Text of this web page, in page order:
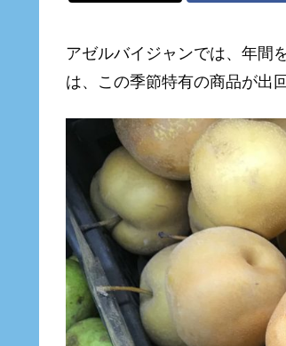
アゼルバイジャンでは、年間
は、この季節特有の商品が出